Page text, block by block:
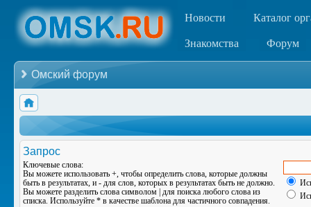
Новости Каталог
Знакомства Форум
Омский форум
Запрос
Ключевые слова:
Вы можете использовать +, чтобы определить слова, которые должны
быть в результатах, и - для слов, которых в результатах быть не должно.
Вы можете разделить слова символом для поиска любого слова из
списка. Используйте * в качестве шаблона для частичного совпадения.